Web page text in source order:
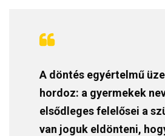
A döntés egyértelmű
hordoz: a gyermekek
elsődleges felelősei a
van joguk eldönteni,